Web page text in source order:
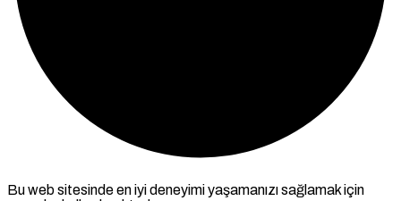
Bu web sitesinde en iyi deneyimi yaşamanızı sağlamak için